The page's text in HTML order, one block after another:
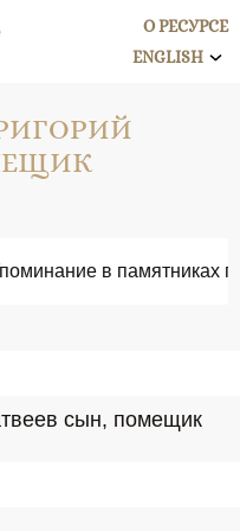
О РЕСУРСЕ
ENGLISH
в памятниках
сын, помещик